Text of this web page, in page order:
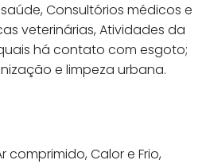
Consultórios médicos e
veterinárias, Atividades da
há contato com esgoto;
e limpeza urbana.
comprimido, Calor e Frio,